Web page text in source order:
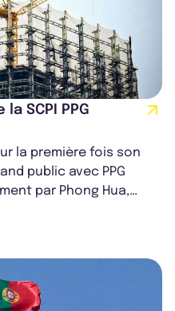
SCPI PPG
la première fois son
public avec PPG
par Phong Hua,
d...